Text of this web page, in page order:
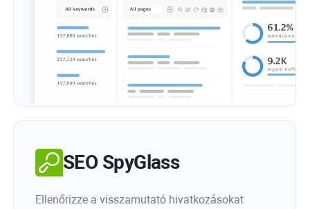
SEO SpyGlass
Ellenőrizze a visszamutató hivatkozásokat